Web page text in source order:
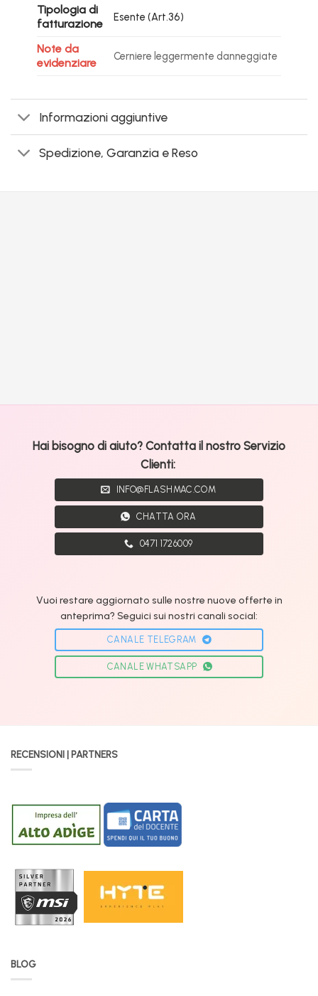
Tipologia di
fatturazione
Esente (Art.36)
Note da
evidenziare
Cerniere leggermente danneggiate
Informazioni aggiuntive
Spedizione, Garanzia e Reso
Hai bisogno di aiuto? Contatta il nostro Servizio
Clienti:
INFO@FLASHMAC.COM
CHATTA ORA
0471 1726009
Vuoi restare aggiornato sulle nostre nuove offerte in
anteprima? Seguici sui nostri canali social:
CANALE TELEGRAM
CANALE WHATSAPP
RECENSIONI | PARTNERS
BLOG